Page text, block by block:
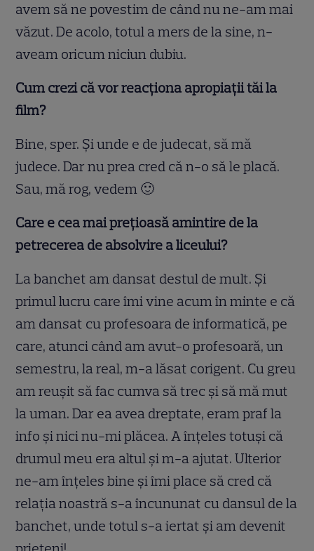
avem să ne povestim de când nu ne-am mai
văzut. De acolo, totul a mers de la sine, n-
aveam oricum niciun dubiu.
Cum crezi că vor reacționa apropiații tăi la
film?
Bine, sper. Și unde e de judecat, să mă
judece. Dar nu prea cred că n-o să le placă.
Sau, mă rog, vedem 🙂
Care e cea mai prețioasă amintire de la
petrecerea de absolvire a liceului?
La banchet am dansat destul de mult. Și
primul lucru care îmi vine acum în minte e că
am dansat cu profesoara de informatică, pe
care, atunci când am avut-o profesoară, un
semestru, la real, m-a lăsat corigent. Cu greu
am reușit să fac cumva să trec și să mă mut
la uman. Dar ea avea dreptate, eram praf la
info și nici nu-mi plăcea. A înțeles totuși că
drumul meu era altul și m-a ajutat. Ulterior
ne-am înțeles bine și îmi place să cred că
relația noastră s-a încununat cu dansul de la
banchet, unde totul s-a iertat și am devenit